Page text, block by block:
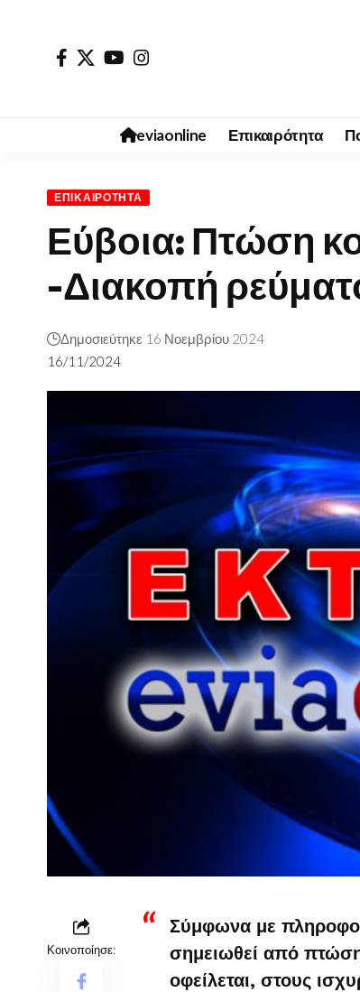
eviaonline Επικαιρότητα
ΕΠΙΚΑΙΡΌΤΗΤΑ
Εύβοια: Πτώση
-Διακοπή
16/11/2024
Δημοσιεύτηκε 16 Νοεμβρίου 2024
Κοινοποίησε:
Σύμφωνα με
σημειωθεί από
οφείλεται, στους